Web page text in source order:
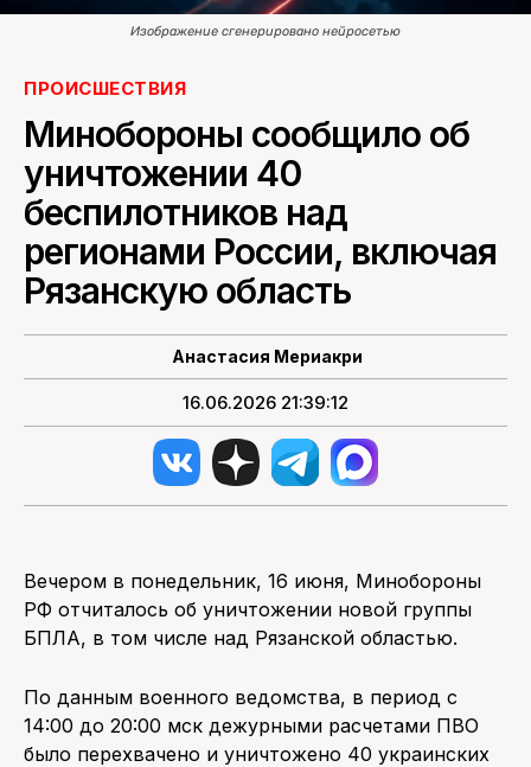
Изображение сгенерировано нейросетью
ПРОИСШЕСТВИЯ
Минобороны сообщило об
уничтожении 40
беспилотников над
регионами России, включая
Рязанскую область
Анастасия Мериакри
16.06.2026 21:39:12
Вечером в понедельник, 16 июня, Минобороны
РФ отчиталось об уничтожении новой группы
БПЛА, в том числе над Рязанской областью.
По данным военного ведомства, в период с
14:00 до 20:00 мск дежурными расчетами ПВО
было перехвачено и уничтожено 40 украинских